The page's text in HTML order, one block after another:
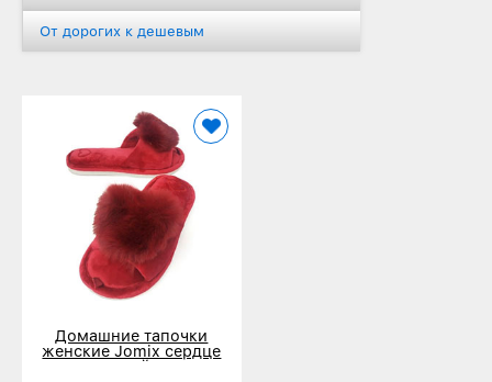
От дорогих к дешевым
Домашние тапочки
женские Jomix сердце
вишневый 3637